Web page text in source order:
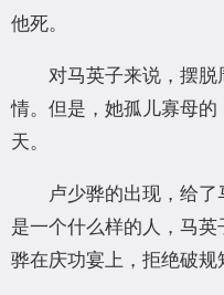
他死。
对马英子来说，摆
情。但是，她孤儿寡母
天。
卢少骅的出现，给
是一个什么样的人，马
骅在庆功宴上，拒绝破规